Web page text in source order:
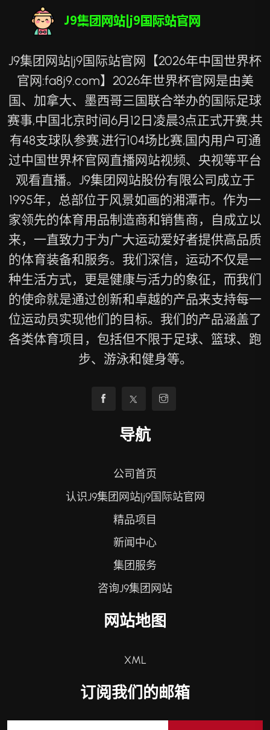
J9集团网站|j9国际站官网【2026年中国世界杯
官网:fa8j9.com】2026年世界杯官网是由美
国、加拿大、墨西哥三国联合举办的国际足球
赛事,中国北京时间6月12日凌晨3点正式开赛,共
有48支球队参赛,进行104场比赛,国内用户可通
过中国世界杯官网直播网站视频、央视等平台
观看直播。J9集团网站股份有限公司成立于
1995年，总部位于风景如画的湘潭市。作为一
家领先的体育用品制造商和销售商，自成立以
来，一直致力于为广大运动爱好者提供高品质
的体育装备和服务。我们深信，运动不仅是一
种生活方式，更是健康与活力的象征，而我们
的使命就是通过创新和卓越的产品来支持每一
位运动员实现他们的目标。我们的产品涵盖了
各类体育项目，包括但不限于足球、篮球、跑
步、游泳和健身等。
导航
公司首页
认识J9集团网站|j9国际站官网
精品项目
新闻中心
集团服务
咨询J9集团网站
网站地图
XML
订阅我们的邮箱